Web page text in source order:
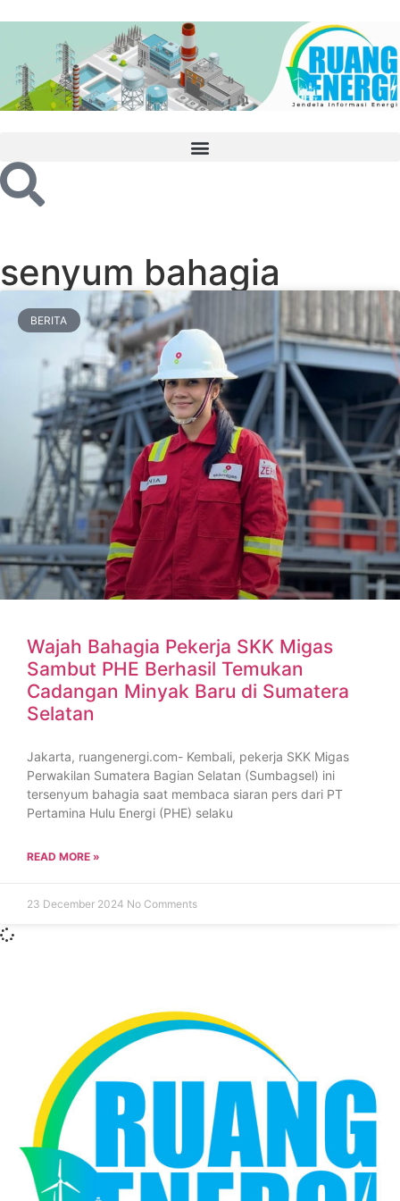
senyum bahagia
BERITA
Wajah Bahagia Pekerja SKK Migas
Sambut PHE Berhasil Temukan
Cadangan Minyak Baru di Sumatera
Selatan
Jakarta, ruangenergi.com- Kembali, pekerja SKK Migas
Perwakilan Sumatera Bagian Selatan (Sumbagsel) ini
tersenyum bahagia saat membaca siaran pers dari PT
Pertamina Hulu Energi (PHE) selaku
READ MORE »
23 December 2024 No Comments